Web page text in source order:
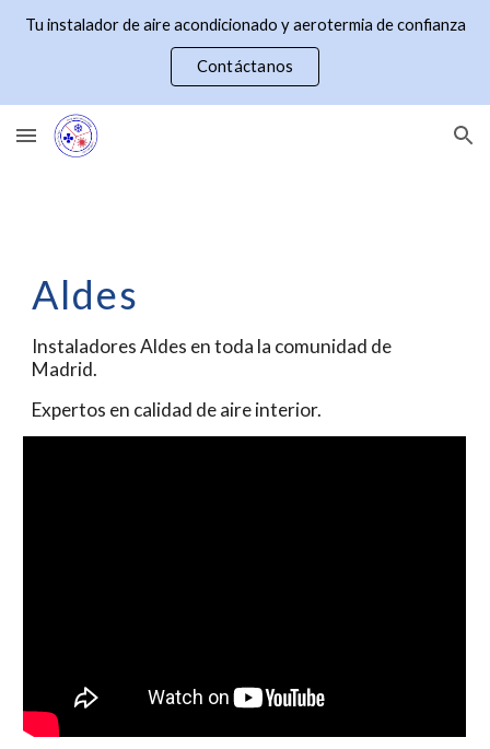
Tu instalador de aire acondicionado y aerotermia de confianza
Contáctanos
Aldes
InstaladoresAldes en toda la comunidad de
Madrid.
Expertos en calidad de aire interior.